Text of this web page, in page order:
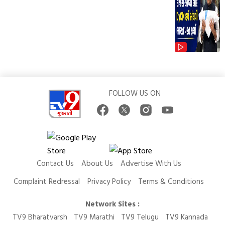
FOLLOW US ON
Contact Us About Us
Advertise With Us
Complaint Redressal
Privacy Policy
Terms & Conditions
Network Sites :
TV9 Bharatvarsh
TV9 Marathi TV9 Telugu TV9 Kannada